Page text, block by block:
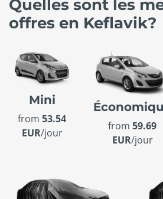
Quelles sont les
offres en Keflavik?
Mini
from53.54
EUR/jour
from 59.69
EUR/jour